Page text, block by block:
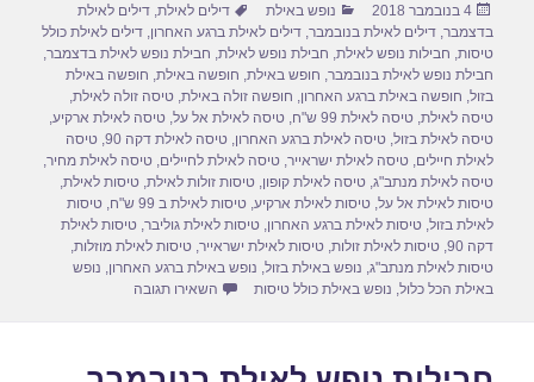
e
b
o
o
k
o
d
o
n
e
פורסם
בתאריך
4 בנובמבר 2018 קטגוריות
נופש באילת תגיות
דילים לאילת,דילים לאילת
בדצמבר,דילים לאילת בנובמבר,דילים לאילת ברגע האחרון,דילים לאילת כולל
טיסות, חבילות נופש לאילת, חבילת נופש לאילת, חבילת נופש לאילת בדצמבר,
חבילת נופש לאילת בנובמבר, חופש באילת, חופשה באילת, חופשה באילת
בזול, חופשה באילת ברגע האחרון, חופשה זולה באילת,טיסה זולה לאילת,
טיסה לאילת,טיסה לאילת 99 ש"ח ,טיסה לאילת אל על,טיסה לאילת ארקיע,
טיסה לאילת בזול,טיסה לאילת ברגע האחרון,טיסה לאילת דקה 90 ,טיסה
לאילת חיילים,טיסה לאילת ישראייר,טיסה לאילת לחיילים,טיסה לאילת מחיר,
טיסה לאילת מנתב"ג,טיסה לאילת קופון,טיסות זולות לאילת,טיסות לאילת,
טיסות לאילת אל על,טיסות לאילת ארקיע,טיסות לאילת ב 99 ש"ח ,טיסות
לאילת בזול,טיסות לאילת ברגע האחרון,טיסות לאילת גוליבר,טיסות לאילת
דקה 90
,טיסות לאילת זולות,טיסות לאילת ישראייר,טיסות לאילת מוזלות,
טיסות לאילת מנתב"ג, נופש באילת בזול, נופש באילת ברגע האחרון, נופש
באילת הכל כלול, נופש באילת כולל טיסות השאירו תגובה